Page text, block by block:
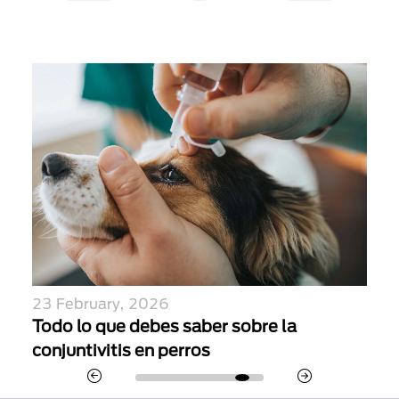
23 February, 2026
Todo lo que debes saber sobre la
conjuntivitis en perros